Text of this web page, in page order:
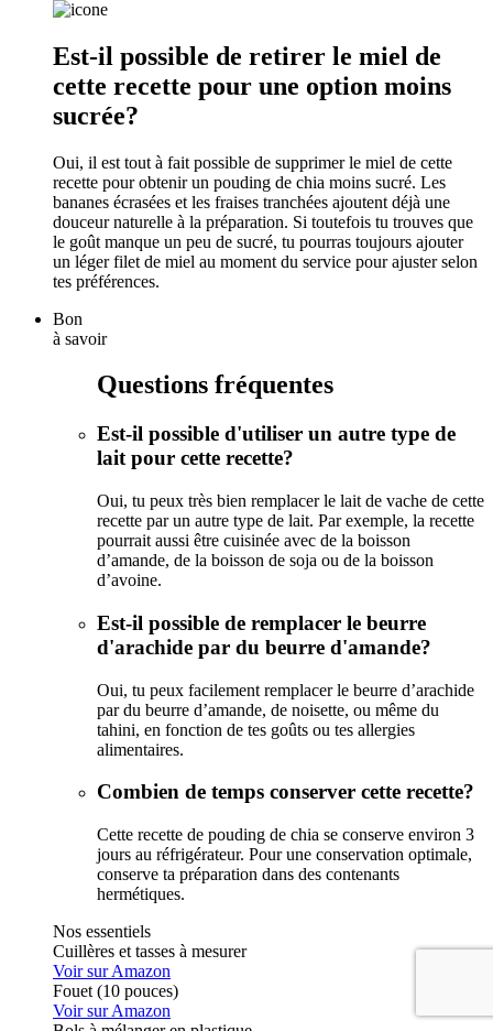
Est-il possible de retirer le miel de
cette recette pour une option moins
sucrée?
Oui, il est tout à fait possible de supprimer le miel de cette
recette pour obtenir un pouding de chia moins sucré. Les
bananes écrasées et les fraises tranchées ajoutent déjà une
douceur naturelle à la préparation. Si toutefois tu trouves que
le goût manque un peu de sucré, tu pourras toujours ajouter
un léger filet de miel au moment du service pour ajuster selon
tes préférences.
Bon
à savoir
Questions fréquentes
Est-il possible d'utiliser un autre type de
lait pour cette recette?
Oui, tu peux très bien remplacer le lait de vache de cette
recette par un autre type de lait. Par exemple, la recette
pourrait aussi être cuisinée avec de la boisson
d’amande, de la boisson de soja ou de la boisson
d’avoine.
Est-il possible de remplacer le beurre
d'arachide par du beurre d'amande?
Oui, tu peux facilement remplacer le beurre d’arachide
par du beurre d’amande, de noisette, ou même du
tahini, en fonction de tes goûts ou tes allergies
alimentaires.
Combien de temps conserver cette recette?
Cette recette de pouding de chia se conserve environ 3
jours au réfrigérateur. Pour une conservation optimale,
conserve ta préparation dans des contenants
hermétiques.
Nos essentiels
Cuillères et tasses à mesurer
Voir sur Amazon
Fouet (10 pouces)
Voir sur Amazon